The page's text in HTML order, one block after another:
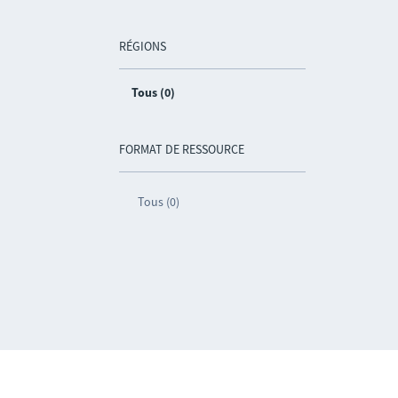
RÉGIONS
Tous (0)
FORMAT DE RESSOURCE
Tous (0)